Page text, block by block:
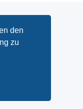
den
zu